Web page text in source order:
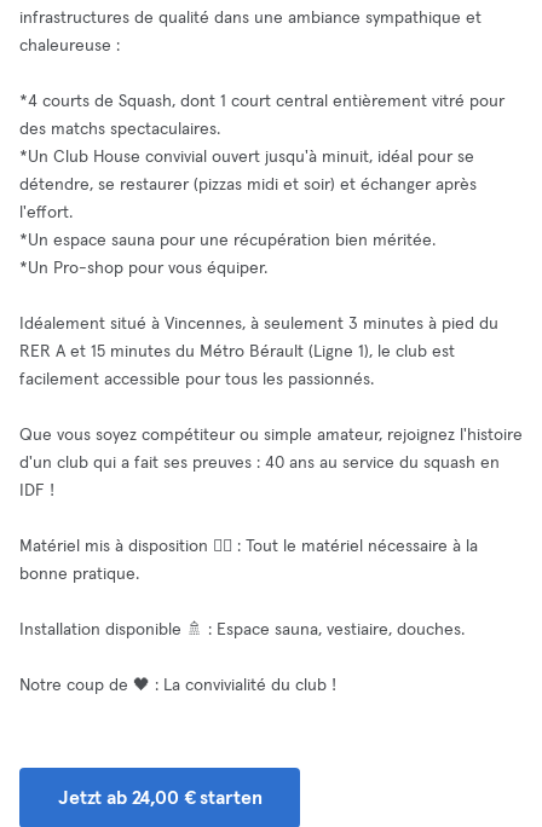
infrastructures de qualité dans une ambiance sympathique et
chaleureuse :
*4 courts de Squash, dont 1 court central entièrement vitré pour
des matchs spectaculaires.
*Un Club House convivial ouvert jusqu'à minuit, idéal pour se
détendre, se restaurer (pizzas midi et soir) et échanger après
l'effort.
*Un espace sauna pour une récupération bien méritée.
*Un Pro-shop pour vous équiper.
Idéalement situé à Vincennes, à seulement 3 minutes à pied du
RER A et 15 minutes du Métro Bérault (Ligne 1), le club est
facilement accessible pour tous les passionnés.
Que vous soyez compétiteur ou simple amateur, rejoignez l'histoire
d'un club qui a fait ses preuves : 40 ans au service du squash en
IDF !
Matériel mis à disposition 🧘‍♂️ : Tout le matériel nécessaire à la
bonne pratique.
Installation disponible 🚿 : Espace sauna, vestiaire, douches.
Notre coup de 🖤 : La convivialité du club !
Jetzt ab 24,00 € starten